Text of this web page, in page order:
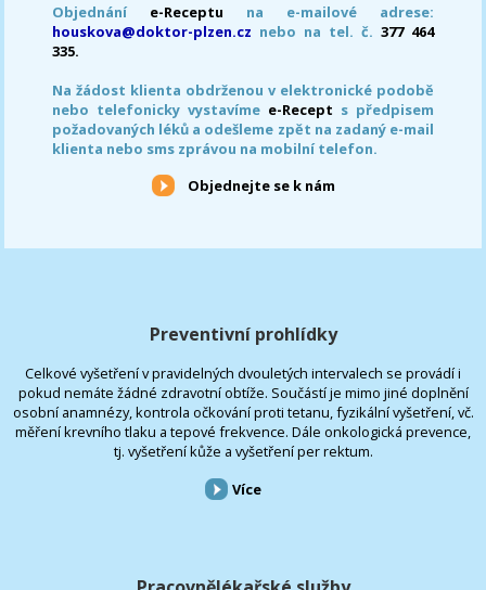
Objednání e-Receptu na e-mailové adrese:
houskova@doktor-plzen.cz nebo na tel. č. 377 464
335.
Na žádost klienta obdrženou v elektronické podobě
nebo telefonicky vystavíme e-Recept s předpisem
požadovaných léků a odešleme zpět na zadaný e-mail
klienta nebo sms zprávou na mobilní telefon.
Objednejte se k nám
Preventivní prohlídky
Celkové vyšetření v pravidelných dvouletých intervalech se provádí i
pokud nemáte žádné zdravotní obtíže. Součástí je mimo jiné doplnění
osobní anamnézy, kontrola očkování proti tetanu, fyzikální vyšetření, vč.
měření krevního tlaku a tepové frekvence. Dále onkologická prevence,
tj. vyšetření kůže a vyšetření per rektum.
Více